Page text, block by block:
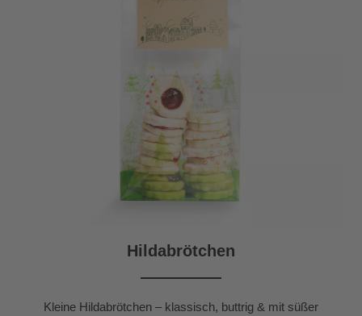
Hildabrötchen
Kleine Hildabrötchen – klassisch, buttrig & mit süßer